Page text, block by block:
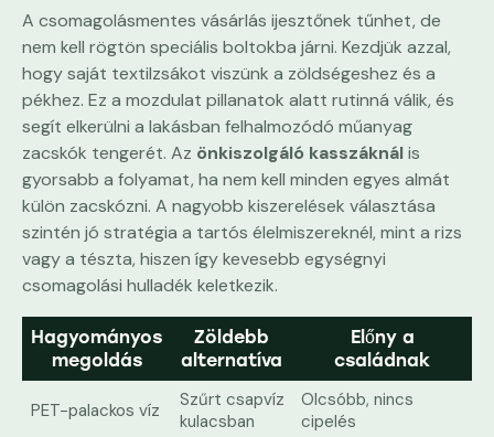
A csomagolásmentes vásárlás ijesztőnek tűnhet, de
nem kell rögtön speciális boltokba járni. Kezdjük azzal,
hogy saját textilzsákot viszünk a zöldségeshez és a
pékhez. Ez a mozdulat pillanatok alatt rutinná válik, és
segít elkerülni a lakásban felhalmozódó műanyag
zacskók tengerét. Az önkiszolgáló kasszáknális
gyorsabb a folyamat, ha nem kell minden egyes almát
külön zacskózni. A nagyobb kiszerelések választása
szintén jó stratégia a tartós élelmiszereknél, mint a rizs
vagy a tészta, hiszen így kevesebb egységnyi
csomagolási hulladék keletkezik.
Hagyományos
megoldás
Zöldebb
alternatíva
Előny a
családnak
PET-palackos víz
Szűrt csapvíz
kulacsban
Olcsóbb, nincs
cipelés